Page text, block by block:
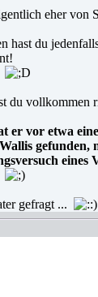
eher von
hast du
du vollkommen
er vor etwa
gefunden,
eines
gefragt ...